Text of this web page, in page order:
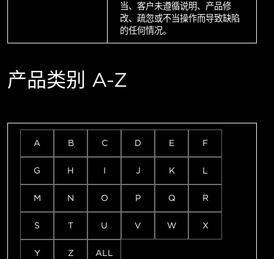
当、客户未遵循说明、产品修
改、疏忽或不当操作而导致缺陷
的任何情况。
产品类别 A-Z
A B C D E F
G H I J K L
M N O P Q R
S T U V W X
Y Z ALL